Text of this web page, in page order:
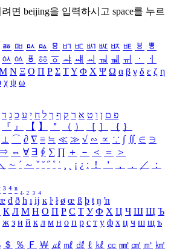
면 beijing을 입력하시고 space를 누르
ㅭ ㅮ ㅯ ㅰ ㅱ ㅲ ㅳ ㅴ ㅵ ㅶ ㅷ ㅸ
ㅹ
ㆂ ㆃ ㆄ ㆅ ㆆ ㆇ ㆈ ㆉ ㆊ ㆋ ㆌ ㆍ
ㆎ
Ν Ξ Ο Π Ρ Σ ΤΥ Φ Χ Ψ Ω α β γ δ ε ζ η
χ ψ ω
פ ם ן ו ט א ר ק ף ך ל ח י ע כ ג ד
『 』 【 】 ＂ （ ） ［ ］ ｛ ｝
⊥ ⌒ ∂ ∇ ≡ ≒ ≪ ≫ √ ∽ ∝ ∵ ∫ ∬ ∈ ∋
⇒ ⇔ ∀ ∃ ∮ ∑ ∏ ＋ － ＜ ＝
＞
∼ ´ ～ ˇ ˘ ˝ ˚ ˙ ¸ ¡ ¿ ː ！ ＇ ， ． ／
：
³ ⁴ ⁿ ₁ ₂ ₃ ₄
đ ð ħ ı ĳ ĸ ŀ ł ø œ ß þ ŧ ŋ ŉ
К Л М Н О П Р С Т У Ф Х Ц Ч Ш Щ Ъ
ж з и й к л м н о п р с т у ф х ц ч ш щ ъ
＄ ％ Ｆ ￦ ㎕ ㎖ ㎗ ℓ ㎘ ㏄ ㎣ ㎤ ㎥ ㎦